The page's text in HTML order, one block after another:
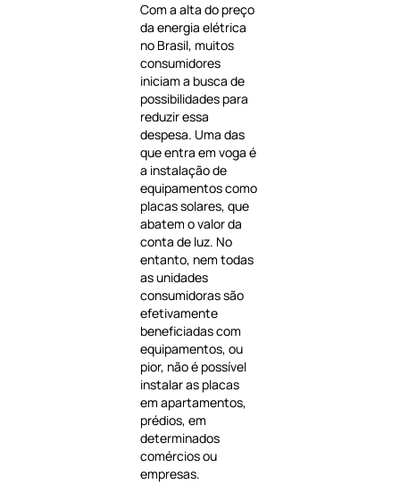
Com a alta do preço
da energia elétrica
no Brasil, muitos
consumidores
iniciam a busca de
possibilidades para
reduzir essa
despesa. Uma das
que entra em voga é
a instalação de
equipamentos como
placas solares, que
abatem o valor da
conta de luz. No
entanto, nem todas
as unidades
consumidoras são
efetivamente
beneficiadas com
equipamentos, ou
pior, não é possível
instalar as placas
em apartamentos,
prédios, em
determinados
comércios ou
empresas.